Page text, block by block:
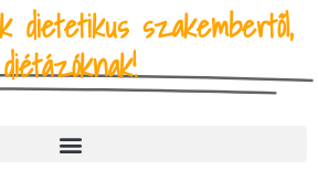
dietetikus szakembertől,
diétázóknak!